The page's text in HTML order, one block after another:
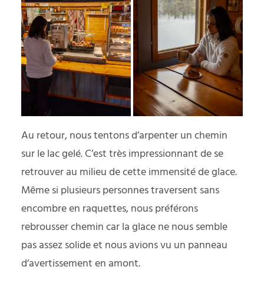
Au retour, nous tentons d’arpenter un chemin
sur le lac gelé. C’est très impressionnant de se
retrouver au milieu de cette immensité de glace.
Même si plusieurs personnes traversent sans
encombre en raquettes, nous préférons
rebrousser chemin car la glace ne nous semble
pas assez solide et nous avions vu un panneau
d’avertissement en amont.